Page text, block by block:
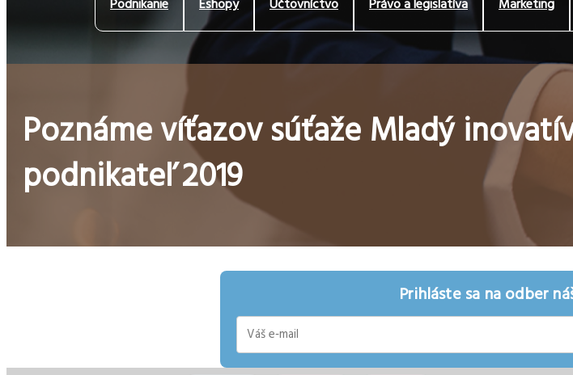
Podnikanie Eshopy Účtovníctvo Právo a legislatíva Marketing
Poznáme víťazov súťaže Mladý
podnikateľ 2019
Prihláste sa na odber